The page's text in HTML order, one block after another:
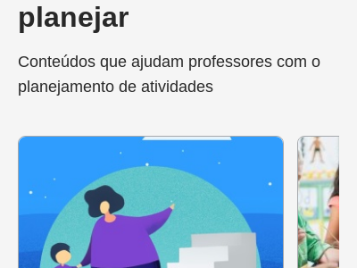
planejar
Conteúdos que ajudam professores com o
planejamento de atividades